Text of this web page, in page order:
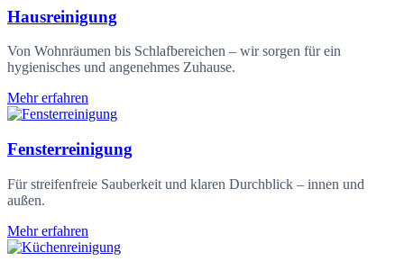
Hausreinigung
Von Wohnräumen bis Schlafbereichen – wir sorgen für ein
hygienisches und angenehmes Zuhause.
Mehr erfahren
Fensterreinigung
Für streifenfreie Sauberkeit und klaren Durchblick – innen und
außen.
Mehr erfahren